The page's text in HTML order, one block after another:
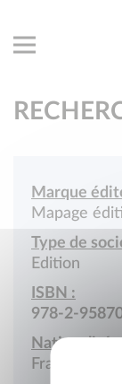
Marque
Mapage
Type de
Edition
ISBN :
978-2-
Nationalité :
France